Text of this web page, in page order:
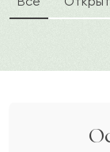
искренности
полностью